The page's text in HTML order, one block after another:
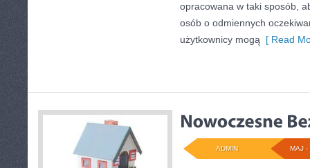
opracowana w taki sposób,
osób o odmiennych
użytkownicy mogą [ Read
MAJ -
ADMIN